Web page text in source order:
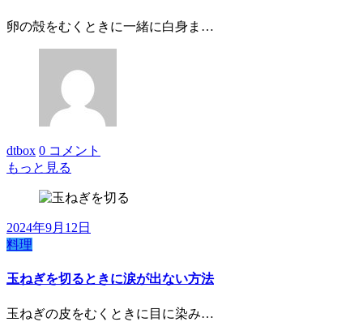
卵の殻をむくときに一緒に白身ま…
dtbox 0 コメント
もっと見る
2024年9月12日
料理
玉ねぎを切るときに涙が出ない方法
玉ねぎの皮をむくときに目に染み…